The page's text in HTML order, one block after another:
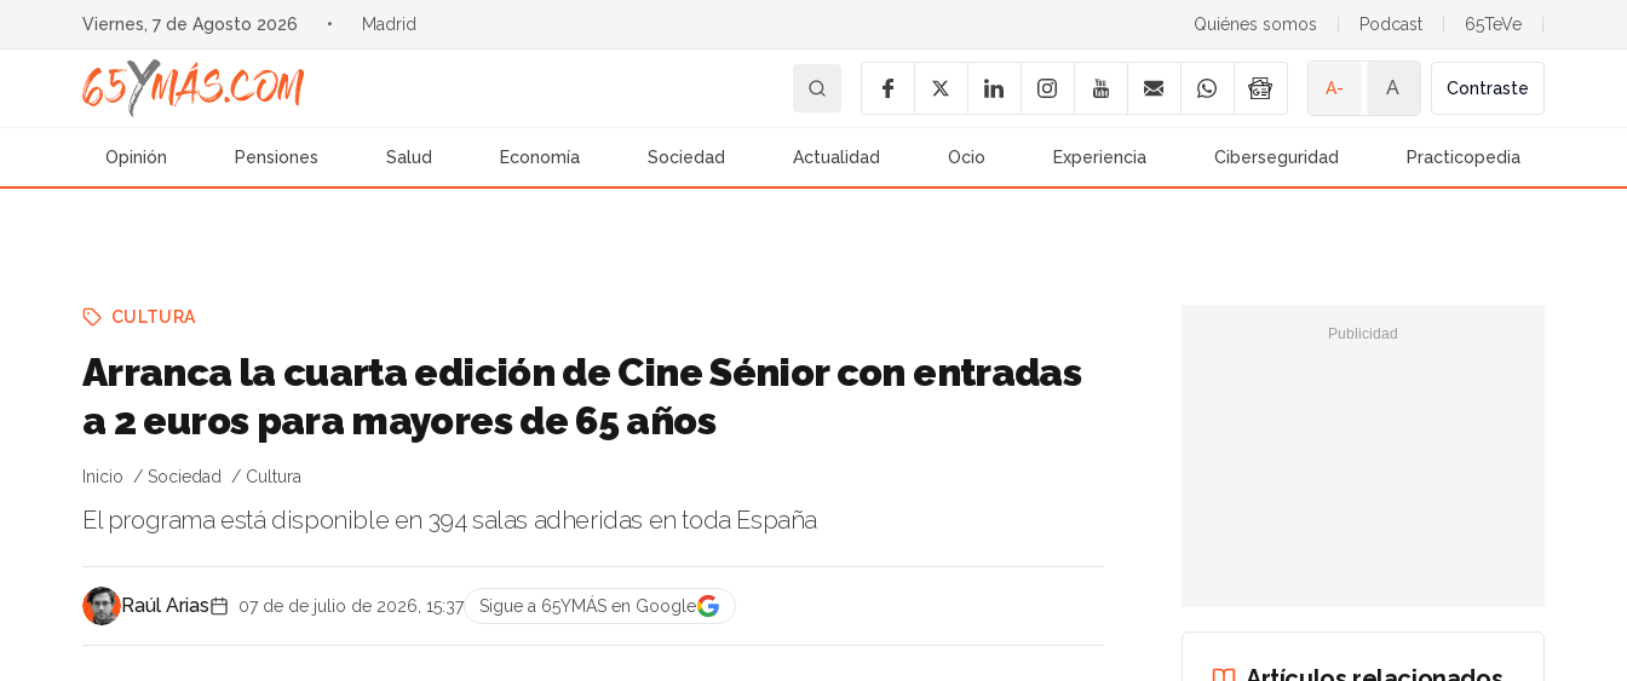
Viernes, 7 de Agosto 2026 • Madrid Quiénes somos Podcast 65TeVe
A- A Contraste
Opinión Pensiones Salud Economía Sociedad Actualidad Ocio Experiencia Ciberseguridad Practicopedia
CULTURA
Arranca la cuarta edición de Cine Sénior con entradas
a 2 euros para mayores de 65 años
Inicio Sociedad Cultura
El programa está disponible en 394 salas adheridas en toda España
Raúl Arias 07 de de julio de 2026, 15:37 Sigue a 65YMÁS en Google